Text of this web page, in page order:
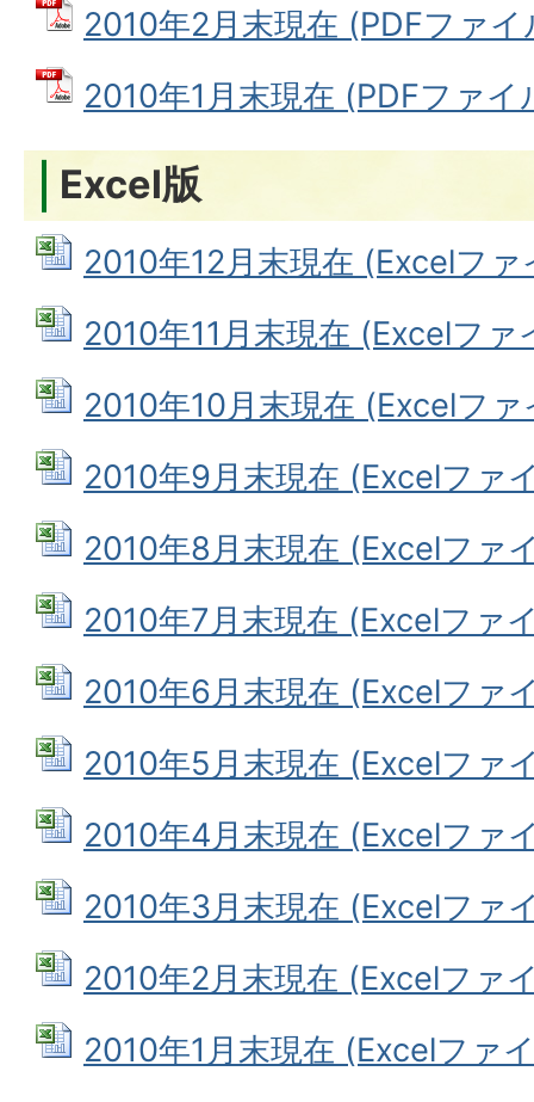
2010年2月末現在 (PDFファイ
2010年1月末現在 (PDFファイ
Excel版
2010年12月末現在 (Excelフ
2010年11月末現在 (Excelファ
2010年10月末現在 (Excelフ
2010年9月末現在 (Excelファ
2010年8月末現在 (Excelファ
2010年7月末現在 (Excelファ
2010年6月末現在 (Excelファ
2010年5月末現在 (Excelファ
2010年4月末現在 (Excelファ
2010年3月末現在 (Excelファ
2010年2月末現在 (Excelファ
2010年1月末現在 (Excelファ